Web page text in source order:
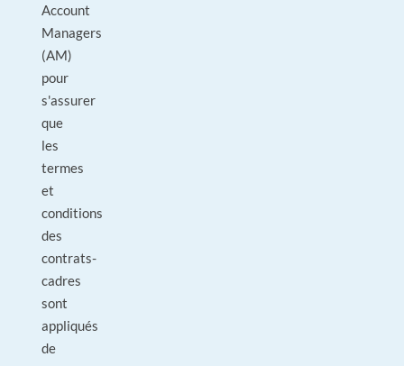
Account
Managers
(AM)
pour
s'assurer
que
les
termes
et
conditions
des
contrats-
cadres
sont
appliqués
de